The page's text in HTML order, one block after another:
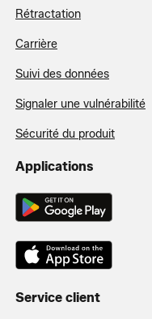
Rétractation
Carrière
Suivi des données
Signaler une vulnérabilité
Sécurité du produit
Applications
Service client